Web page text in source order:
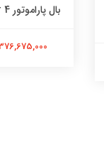
بال پاراموتور roadster 4
376,675,000